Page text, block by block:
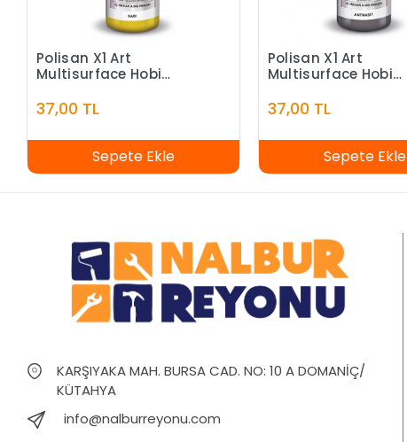
Polisan X1 Art
Multisurface Hobi
37,00 TL
Sepete Ekle
Polisan X1 Art
Multisurface Hobi
37,00 TL
Sepete Ekle
KARŞIYAKA MAH. BURSA CAD. NO: 10 A DOMANİÇ/
KÜTAHYA
info@nalburreyonu.com